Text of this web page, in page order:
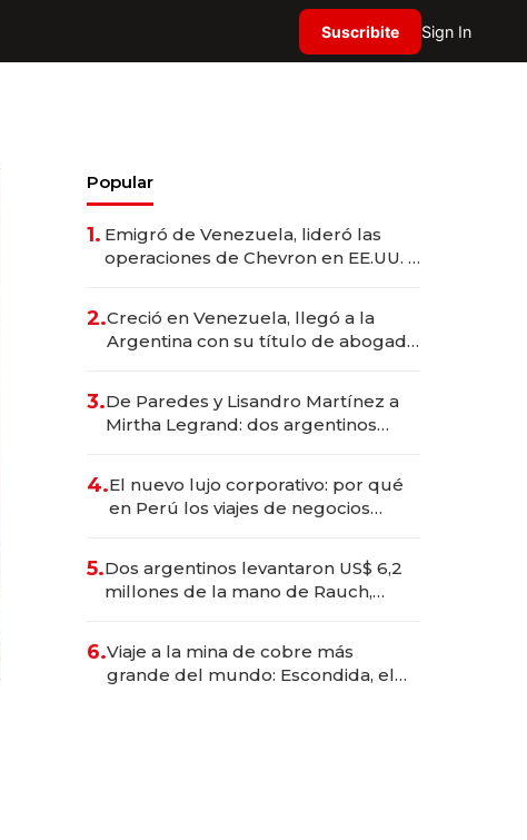
Suscribite Sign In
Popular
1. Emigró de Venezuela, lideró las
operaciones de Chevron en EE.UU. y
2.Creció en Venezuela, llegó a la
Argentina con su título de abogado
marcas "fast premium"
3.De Paredes y Lisandro Martínez a
Mirtha Legrand: dos argentinos
4.El nuevo lujo corporativo: por qué
en Perú los viajes de negocios
transformadoras
5.Dos argentinos levantaron US$ 6,2
millones de la mano de Rauch,
6.Viaje a la mina de cobre más
grande del mundo: Escondida, el